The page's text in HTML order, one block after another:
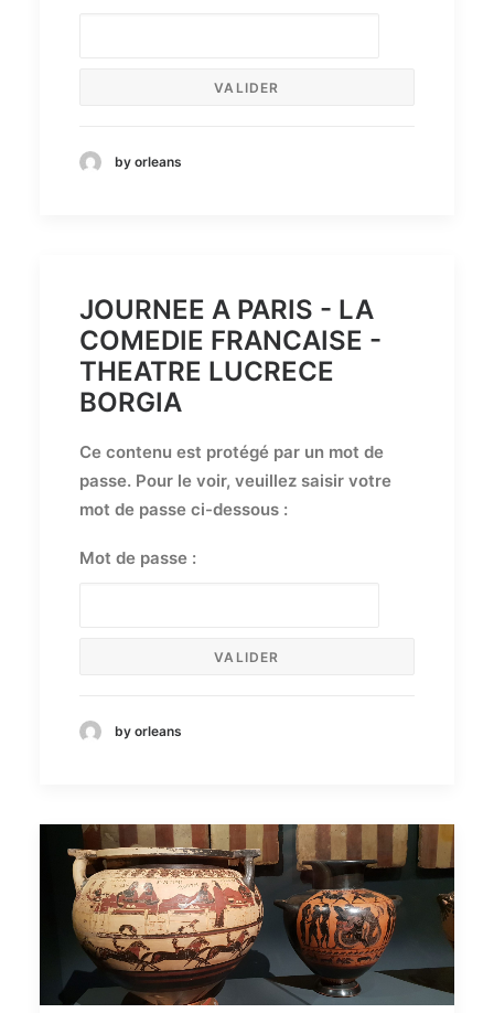
by orleans
JOURNEE A PARIS - LA
COMEDIE FRANCAISE -
THEATRE LUCRECE
BORGIA
Ce contenu est protégé par un mot de
passe. Pour le voir, veuillez saisir votre
mot de passe ci-dessous :
Mot de passe :
by orleans